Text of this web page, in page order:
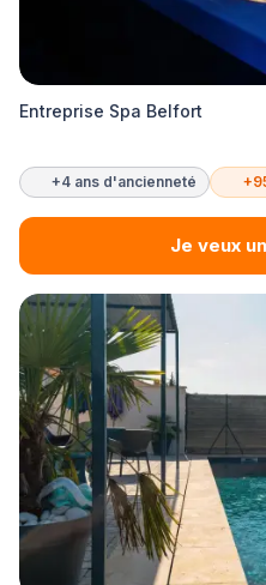
Entreprise Spa Belfort
+4 ans d'ancienneté
Je veux